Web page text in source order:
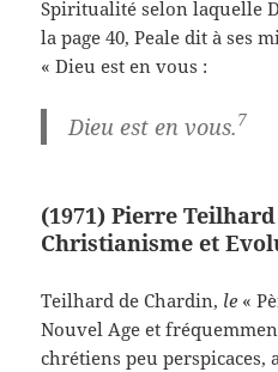
Spiritualité selon laquelle
la page 40, Peale dit à ses
« Dieu est en vous :
Dieu est en vous.7
(1971) Pierre
Christianisme et
Teilhard de Chardin, le «
Nouvel Age et
chrétiens peu perspicaces,